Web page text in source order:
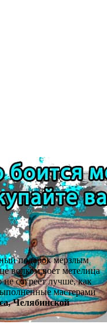
подарок мерзлым
волком воет метелица
согреет лучше, как
мастерами
Челябинской